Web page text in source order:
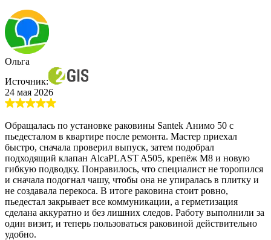
Ольга
Источник:
24 мая 2026
Обращалась по установке раковины Santek Анимо 50 с
пьедесталом в квартире после ремонта. Мастер приехал
быстро, сначала проверил выпуск, затем подобрал
подходящий клапан AlcaPLAST A505, крепёж M8 и новую
гибкую подводку. Понравилось, что специалист не торопился
и сначала подогнал чашу, чтобы она не упиралась в плитку и
не создавала перекоса. В итоге раковина стоит ровно,
пьедестал закрывает все коммуникации, а герметизация
сделана аккуратно и без лишних следов. Работу выполнили за
один визит, и теперь пользоваться раковиной действительно
удобно.